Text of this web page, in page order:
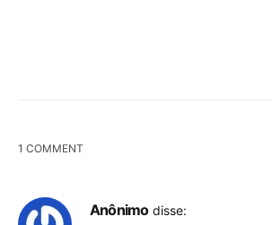
1 COMMENT
Anônimo disse: